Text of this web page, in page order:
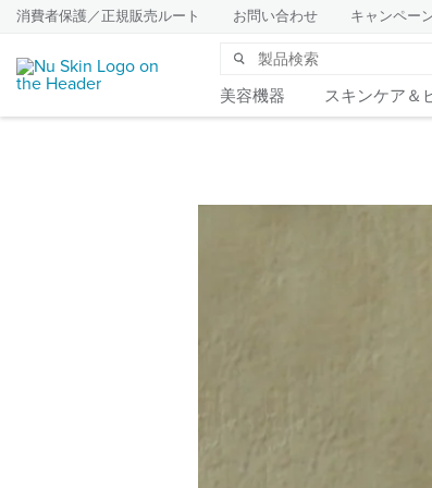
消費者保護／正規販売ルート お問い合わせ キャンペー
美容機器 スキンケア＆